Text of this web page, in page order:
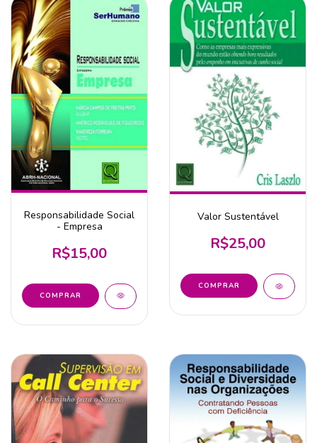
Responsabilidade Social
- Empresa
R$15,00
Valor Sustentável
R$25,00